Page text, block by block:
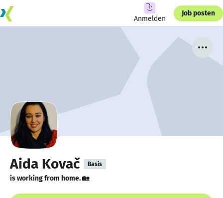
Anmelden
Job posten
Aida Kovač Basis
is working from home. 🏡